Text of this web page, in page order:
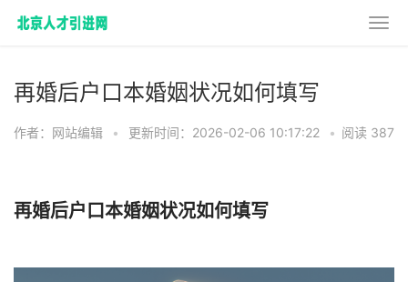
再婚后户口本婚姻状况如何填写
作者：网站编辑 • 更新时间：2026-02-06 10:17:22 • 阅读 387
再婚后户口本婚姻状况如何填写